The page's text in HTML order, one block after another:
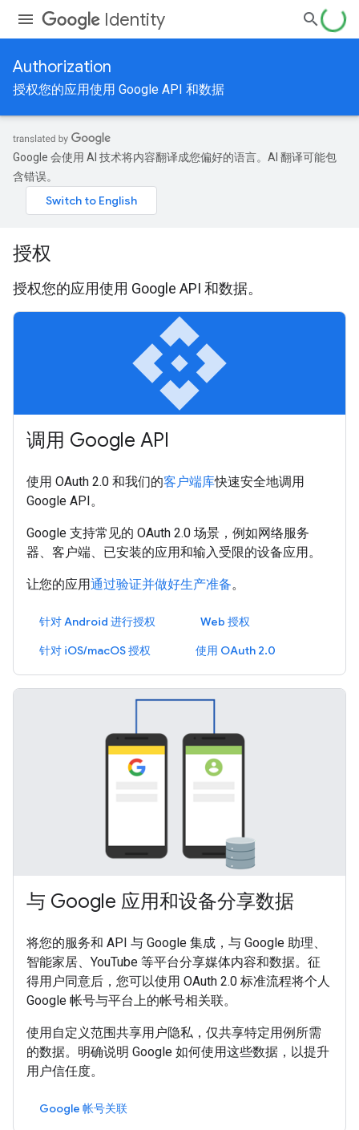
Identity
Authorization
授权您的应用使用 Google API 和数据
Google 会使用 AI 技术将内容翻译成您偏好的语言。AI 翻译可能包
含错误。
授权
授权您的应用使用 Google API 和数据。
api
调用 Google API
使用 OAuth 2.0 和我们的客户端库快速安全地调用
Google API。
Google 支持常见的 OAuth 2.0 场景，例如网络服务
器、客户端、已安装的应用和输入受限的设备应用。
让您的应用通过验证并做好生产准备。
针对 Android 进行授权
Web 授权
针对 iOS/macOS 授权
使用 OAuth 2.0
与 Google 应用和设备分享数据
将您的服务和 API 与 Google 集成，与 Google 助理、
智能家居、YouTube 等平台分享媒体内容和数据。征
得用户同意后，您可以使用 OAuth 2.0 标准流程将个人
Google 帐号与平台上的帐号相关联。
使用自定义范围共享用户隐私，仅共享特定用例所需
的数据。明确说明 Google 如何使用这些数据，以提升
用户信任度。
Google 帐号关联